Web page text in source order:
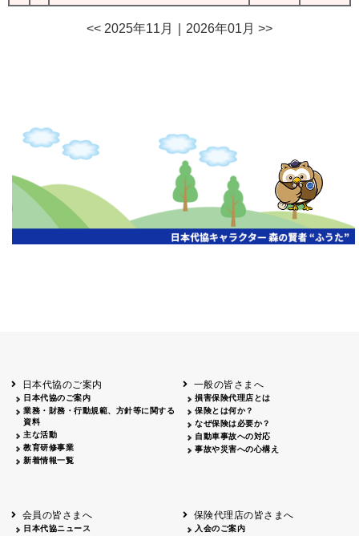
<< 2025年11月 2026年01月 >>
日本代協のご案内
日本代協のご案内
業務・財務・行動規範、方針等に関する
資料
主な活動
教育研修事業
新着情報一覧
一般の皆さまへ
損害保険代理店とは
保険とは何か？
なぜ保険は必要か？
自動車事故への対応
事故や災害への心構え
会員の皆さまへ
日本代協ニュース
保険代理店の皆さまへ
入会のご案内